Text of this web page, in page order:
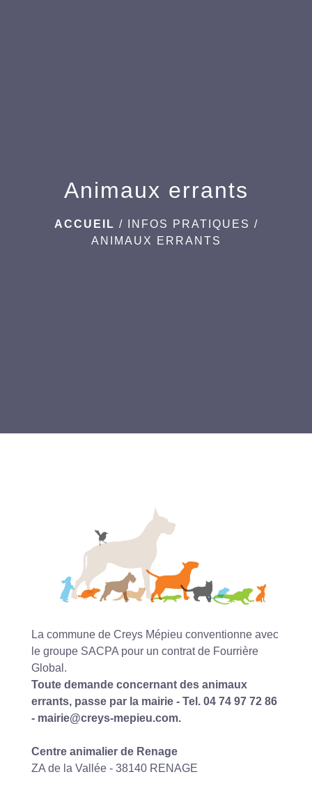
Animaux errants
ACCUEIL / INFOS PRATIQUES /
ANIMAUX ERRANTS
La commune de Creys Mépieu conventionne avec
le groupe SACPA pour un contrat de Fourrière
Global.
Toute demande concernant des animaux
errants, passe par la mairie - Tel. 04 74 97 72 86
- mairie@creys-mepieu.com.
Centre animalier de Renage
ZA de la Vallée - 38140 RENAGE